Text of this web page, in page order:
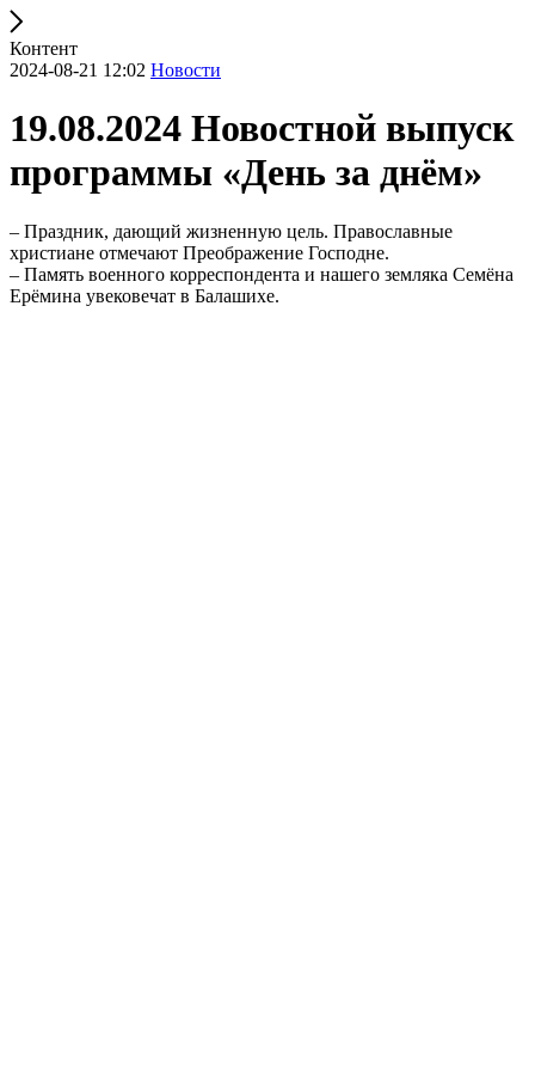
Контент
2024-08-21 12:02 Новости
19.08.2024 Новостной выпуск
программы «День за днём»
– Праздник, дающий жизненную цель. Православные
христиане отмечают Преображение Господне.
– Память военного корреспондента и нашего земляка Семёна
Ерёмина увековечат в Балашихе.